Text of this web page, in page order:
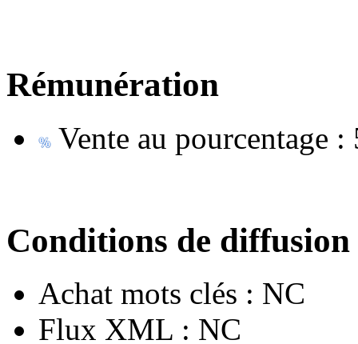
Rémunération
Vente au pourcentage :
Conditions de diffusion
Achat mots clés : NC
Flux XML : NC